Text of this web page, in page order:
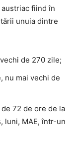
fiind în
unuia dintre
de 270 zile;
nu mai vechi de
72 de ore de la
luni, MAE, într-un